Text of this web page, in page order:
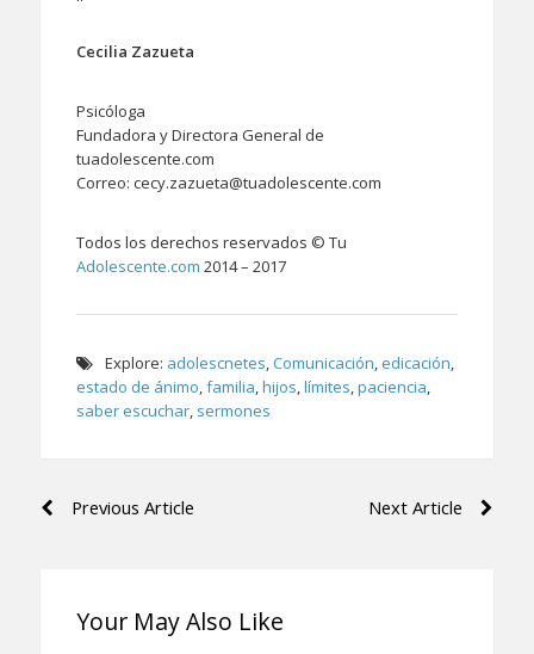
Cecilia Zazueta
Psicóloga
Fundadora y Directora General de
tuadolescente.com
Correo: cecy.zazueta@tuadolescente.com
Todos los derechos reservados © Tu
Adolescente.com 2014 – 2017
Explore: adolescnetes,Comunicación, edicación,
estado de ánimo,familia,hijos,límites,paciencia,
saber escuchar, sermones
Navegación
Next Article
Previous Article
Your May Also Like